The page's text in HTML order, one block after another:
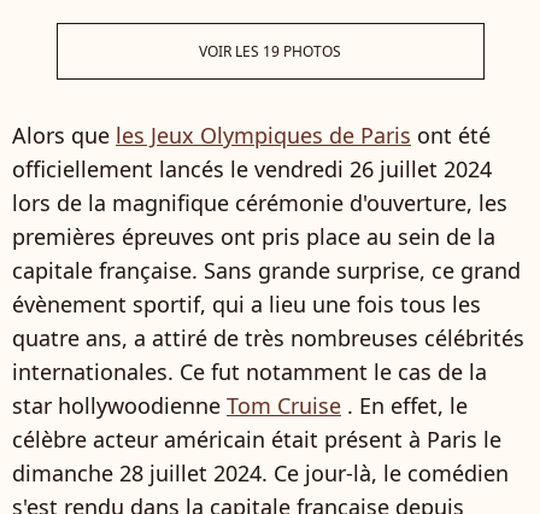
VOIR LES 19 PHOTOS
Alors que les Jeux Olympiques de Paris ont été
officiellement lancés le vendredi 26 juillet 2024
lors de la magnifique cérémonie d'ouverture, les
premières épreuves ont pris place au sein de la
capitale française. Sans grande surprise, ce grand
évènement sportif, qui a lieu une fois tous les
quatre ans, a attiré de très nombreuses célébrités
internationales. Ce fut notamment le cas de la
star hollywoodienne Tom Cruise . En effet, le
célèbre acteur américain était présent à Paris le
dimanche 28 juillet 2024. Ce jour-là, le comédien
s'est rendu dans la capitale française depuis